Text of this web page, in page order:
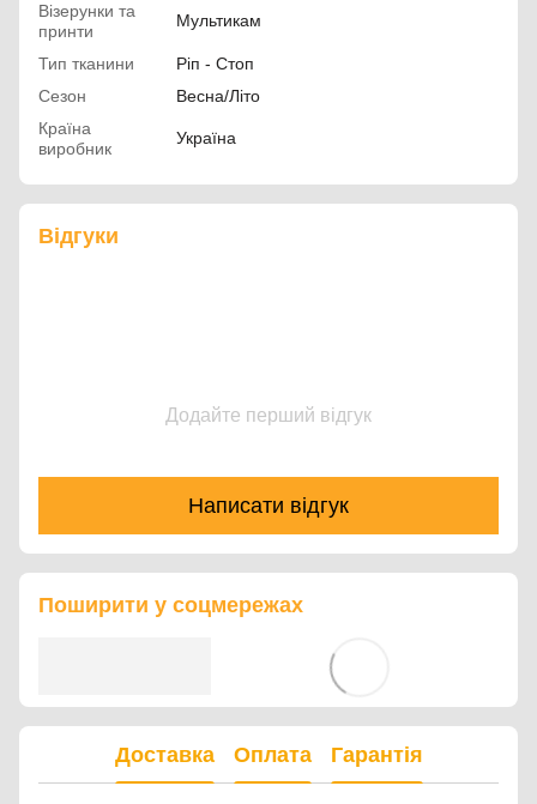
Візерунки та
принти
Мультикам
Тип тканини
Ріп - Стоп
Сезон
Весна/Літо
Країна
виробник
Україна
Відгуки
Додайте перший відгук
Написати відгук
Поширити у соцмережах
Доставка Оплата Гарантія